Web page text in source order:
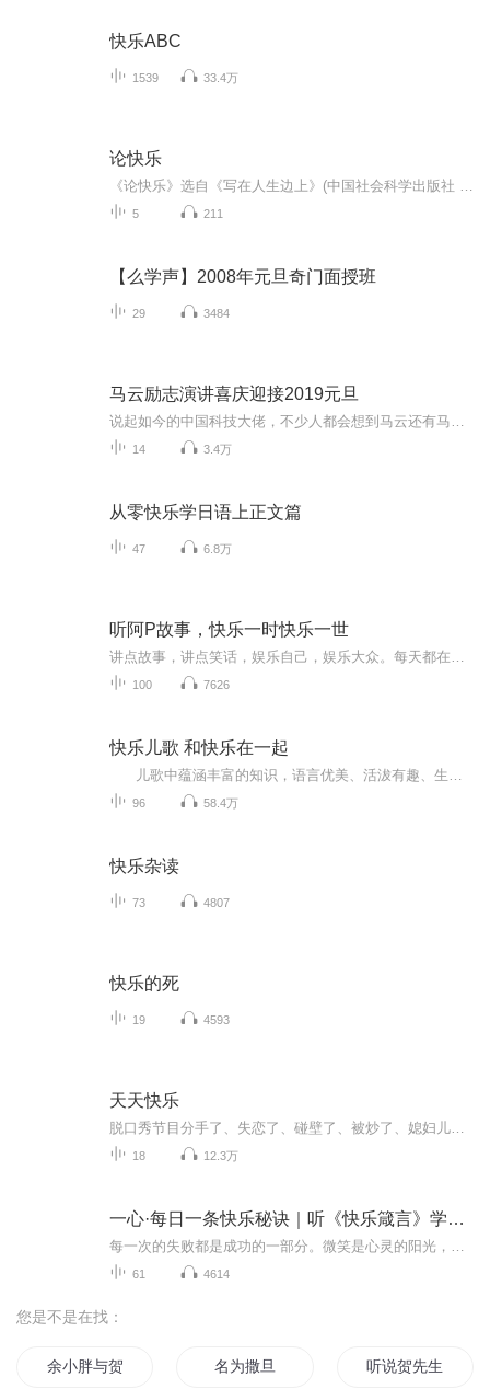
快乐ABC
1539 33.4万
论快乐
5 211
【么学声】2008年元旦奇门面授班
29 3484
马云励志演讲喜庆迎接2019元旦
14 3.4万
从零快乐学日语上正文篇
47 6.8万
听阿P故事，快乐一时快乐一世
100 7626
快乐儿歌 和快乐在一起
96 58.4万
快乐杂读
73 4807
快乐的死
19 4593
天天快乐
18 12.3万
一心·每日一条快乐秘诀｜听《快乐箴言》学快乐法则
61 4614
您是不是在找：
余小胖与贺大人 名为撒旦 听说贺先生对我